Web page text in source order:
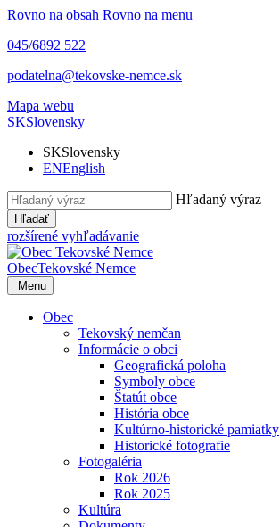
Rovno na obsah Rovno na menu
045/6892 522
podatelna@tekovske-nemce.sk
Mapa webu
SKSlovensky
SKSlovensky
ENEnglish
Hľadaný výraz
Hľadať
rozšírené vyhľadávanie
ObecTekovské Nemce
Menu
Obec
Tekovský nemčan
Informácie o obci
Geografická poloha
Symboly obce
Štatút obce
História obce
Kultúrno-historické pamiatky
Historické fotografie
Fotogaléria
Rok 2026
Rok 2025
Kultúra